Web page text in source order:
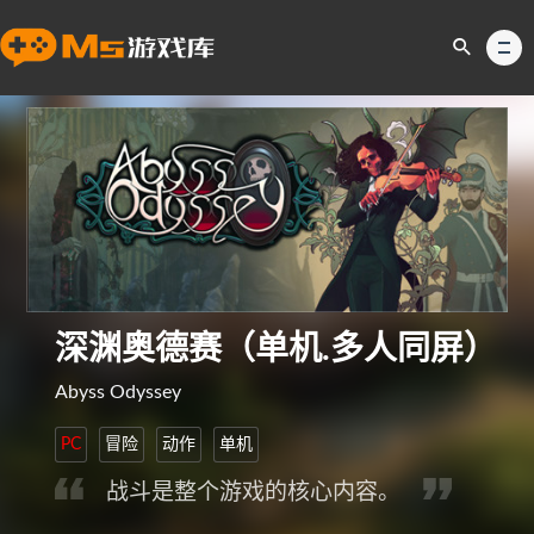
深渊奥德赛（单机.多人同屏）
Abyss Odyssey
PC 冒险 动作 单机
战斗是整个游戏的核心内容。